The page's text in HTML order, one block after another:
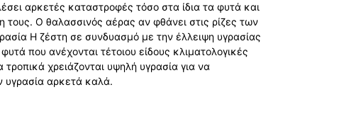
αρκετές καταστροφές τόσο στα ίδια τα φυτά και
Ο θαλασσινός αέρας αν φθάνει στις ρίζες των
Η ζέστη σε συνδυασμό με την έλλειψη υγρασίας
που ανέχονται τέτοιου είδους κλιματολογικές
χρειάζονται υψηλή υγρασία για να
υγρασία αρκετά καλά.